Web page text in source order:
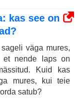
kas see on
väga mures,
et nende laps on
Kuid kas
mures, kui teie
satub?